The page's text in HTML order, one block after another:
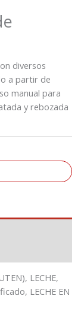
diversos
a partir de
manual para
y rebozada
LECHE,
LECHE EN